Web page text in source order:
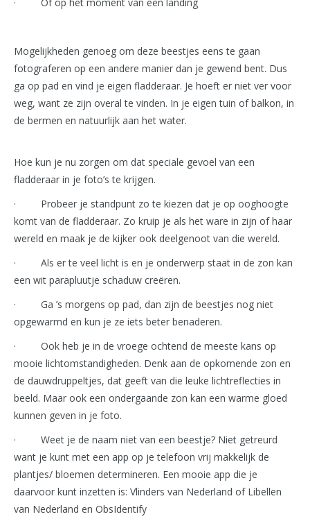
Mogelijkheden genoeg om deze beestjes eens te gaan
fotograferen op een andere manier dan je gewend bent. Dus
ga op pad en vind je eigen fladderaar. Je hoeft er niet ver voor
weg, want ze zijn overal te vinden. In je eigen tuin of balkon, in
de bermen en natuurlijk aan het water.
Hoe kun je nu zorgen om dat speciale gevoel van een
fladderaar in je foto’s te krijgen.
· Probeer je standpunt zo te kiezen dat je op ooghoogte
komt van de fladderaar. Zo kruip je als het ware in zijn of haar
wereld en maak je de kijker ook deelgenoot van die wereld.
· Als er te veel licht is en je onderwerp staat in de zon kan
een wit parapluutje schaduw creëren.
· Ga ’s morgens op pad, dan zijn de beestjes nog niet
opgewarmd en kun je ze iets beter benaderen.
· Ook heb je in de vroege ochtend de meeste kans op
mooie lichtomstandigheden. Denk aan de opkomende zon en
de dauwdruppeltjes, dat geeft van die leuke lichtreflecties in
beeld. Maar ook een ondergaande zon kan een warme gloed
kunnen geven in je foto.
· Weet je de naam niet van een beestje? Niet getreurd
want je kunt met een app op je telefoon vrij makkelijk de
plantjes/ bloemen determineren. Een mooie app die je
daarvoor kunt inzetten is: Vlinders van Nederland of Libellen
van Nederland en ObsIdentify